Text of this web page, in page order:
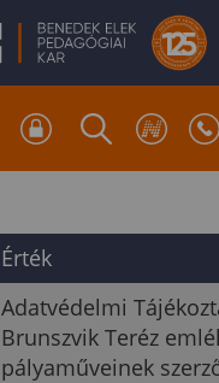
Érték
Adatvédelmi
Brunszvik Teréz
pályaműveinek